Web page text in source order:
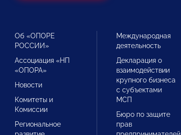
Об «ОПОРЕ
РОССИИ»
Ассоциация «НП
«ОПОРА»
Новости
Комитеты и
Комиссии
Региональное
Международная
деятельность
Декларация о
взаимодействии
крупного бизнеса
с субъектами
МСП
Бюро по защите
прав